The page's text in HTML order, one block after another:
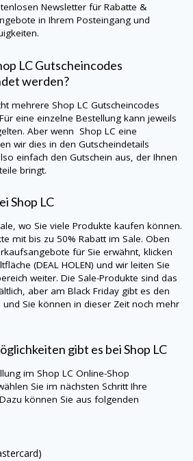
Newsletter für Rabatte &
in Ihrem Posteingang und
LCGutscheincodes
werden?
mehrere Shop LC Gutscheincodes
eine einzelne Bestellung kann jeweils
Aber wenn Shop LC eine
wir dies in den Gutscheindetails
einfach den Gutschein aus, der Ihnen
bringt.
Shop LC
wo Sie viele Produkte kaufen können.
mit bis zu 50% Rabatt im Sale. Oben
für Sie erwähnt, klicken
(DEAL HOLEN) und wir leiten Sie
weiter. Die Sale-Produkte sind das
aber am Black Friday gibt es den
und Sie können in dieser Zeit noch mehr
gibt es beiShop LC
im Shop LC Online-Shop
Sie im nächsten Schritt Ihre
können Sie aus folgenden